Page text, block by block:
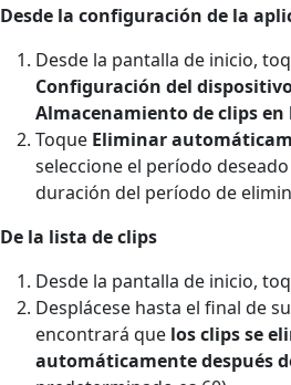
Desde la configuración de la
Desde la pantalla de inicio,
Configuración del
Almacenamiento de clips en
Toque Eliminar
seleccione el período
duración del período de
De la lista de clips
Desde la pantalla de inicio,
Desplácese hasta el final de
encontrará que los clips se
automáticamente después